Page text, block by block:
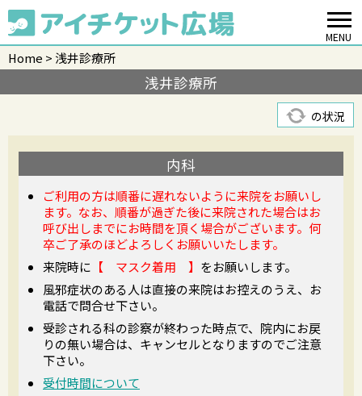
MENU
Home 浅井診療所
浅井診療所
の状況
内科
ご利用の方は順番に遅れないように来院をお願いし
ます。なお、順番が過ぎた後に来院された場合はお
呼び出しまでにお時間を頂く場合がございます。何
卒ご了承のほどよろしくお願いいたします。
来院時に 【 マスク着用 】 をお願いします。
風邪症状のある人は直接の来院はお控えのうえ、お
電話で問合せ下さい。
受診される科の診察が終わった時点で、院内にお戻
りの無い場合は、キャンセルとなりますのでご注意
下さい。
受付時間について